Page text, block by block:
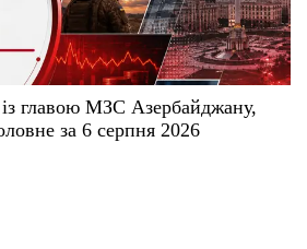
із главою МЗС Азербайджану,
за 6 серпня 2026